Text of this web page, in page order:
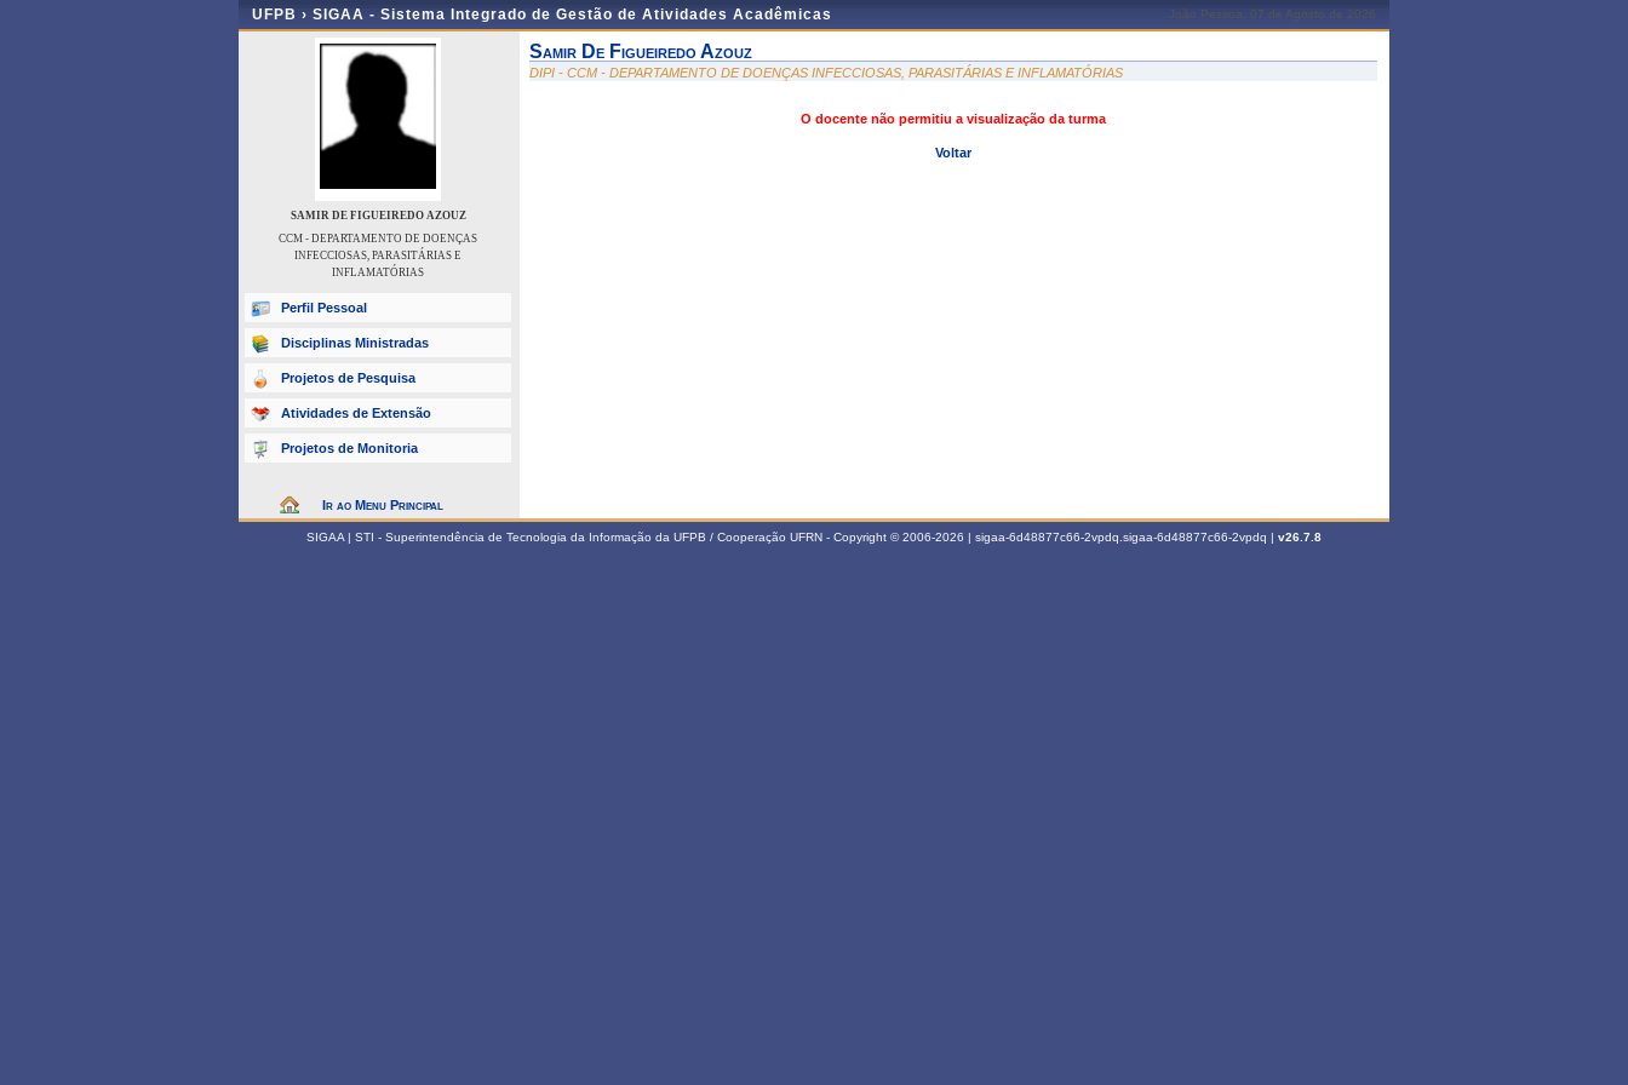
UFPB › SIGAA - Sistema Integrado de Gestão de Atividades Acadêmicas João Pessoa, 07 de Agosto de 2026
SAMIR DE FIGUEIREDO AZOUZ
CCM - DEPARTAMENTO DE DOENÇAS
INFECCIOSAS, PARASITÁRIAS E
INFLAMATÓRIAS
Perfil Pessoal
Disciplinas Ministradas
Projetos de Pesquisa
Atividades de Extensão
Projetos de Monitoria
Ir ao Menu Principal
Samir De Figueiredo Azouz
DIPI - CCM - DEPARTAMENTO DE DOENÇAS INFECCIOSAS, PARASITÁRIAS E INFLAMATÓRIAS
O docente não permitiu a visualização da turma
Voltar
SIGAA | STI - Superintendência de Tecnologia da Informação da UFPB / Cooperação UFRN - Copyright © 2006-2026 | sigaa-6d48877c66-2vpdq.sigaa-6d48877c66-2vpdq | v26.7.8